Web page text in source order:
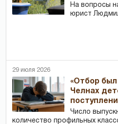
На вопросы
юрист
29 июля 2026
«Отбор был
Челнах
Число
количество профильных